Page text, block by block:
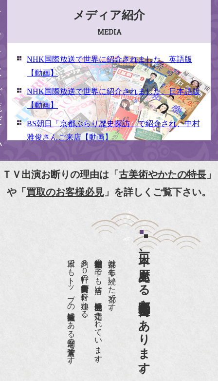
い メディア紹介
MEDIA
NHK国際放送で世界に紹介されました。英語版
【動画】
NHK国際放送で世界に紹介されました。日本語版
【動画】
BS朝日「京都ぶらり歴史探訪」で紹介され、中村
雅俊さんご来店【動画】
【動画】
『京都新聞』とKBS京都で鴨東まちなか美術館を
『和楽』7月号 樋口可南子さんがお店へ！！
『樋口可南子の古寺散歩』（5月17日発行）
NHK「趣味Do楽」とよた真帆さんご来店！【動
NHK『美の壺』（4月24日放送）
『和楽』10月号
『Hanako 京都案内』
『FIGARO japon』12月号
ＴＶ出演お断りの理由は「古美術やかたの特長 」
や「買取のお客様必見 」を詳しくご覧下さい。
日本一、歴史ある
京都祇園骨董街にあります。
京都は千年も続いた都です。
京都祇園骨董街の中でも当店は、歴史的保全地区に指定されています。
約８０軒の古美術骨董商が軒を連ねる、
日本でもトップの祇園骨董街にある老舗の骨董店です。